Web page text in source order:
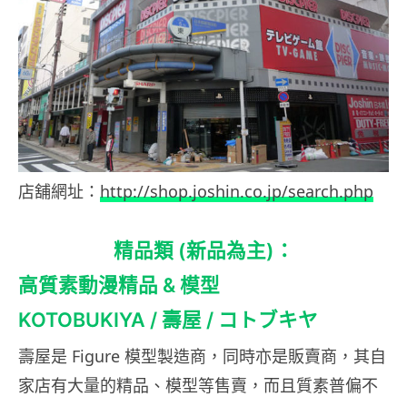
店舖網址： http://shop.joshin.co.jp/search.php
精品類 (新品為主)：
高質素動漫精品 & 模型
KOTOBUKIYA / 壽屋 / コトブキヤ
壽屋是 Figure 模型製造商，同時亦是販賣商，其自
家店有大量的精品、模型等售賣，而且質素普偏不